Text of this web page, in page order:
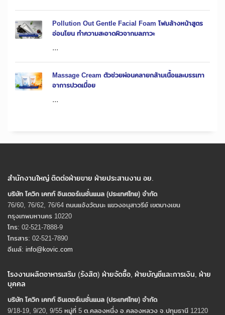
Pollution Out Gentle Facial Foam โฟมล้างหน้าสูตร
อ่อนโยน ทำความสะอาดผิวจากมลภาวะ
...
Massage Cream ตัวช่วยผ่อนคลายกล้ามเนื้อและบรรเทา
อาการปวดเมื่อย
...
สำนักงานใหญ่ ติดต่อฝ่ายขาย ฝ่ายประสานงาน อย.
บริษัท โควิก เคทท์ อินเตอร์เนชั่นแนล (ประเทศไทย) จํากัด
76/60, 76/62, 76/64 ถนนแจ้งวัฒนะ แขวงอนุสาวรีย์ เขตบางเขน
กรุงเทพมหานคร 10220
โทร: 02-521-7888-9
โทรสาร: 02-521-7890
อีเมล์: info@kovic.com
โรงงานผลิตอาหารเสริม (รังสิต) ฝ่ายจัดซื้อ, ฝ่ายบัญชีและการเงิน, ฝ่าย
บุคคล
บริษัท โควิก เคทท์ อินเตอร์เนชั่นแนล (ประเทศไทย) จํากัด
9/18-19, 9/20, 9/55 หมู่ที่ 5 ต.คลองหนึ่ง อ.คลองหลวง จ.ปทุมธานี 12120